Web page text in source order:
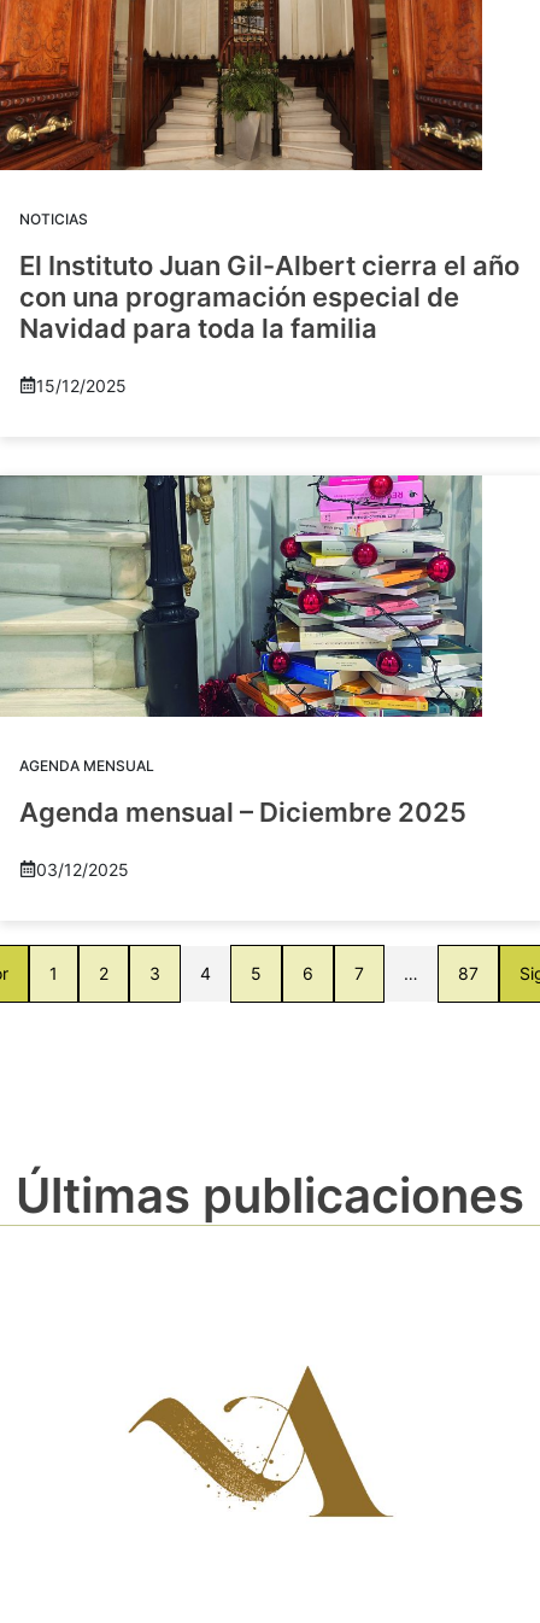
NOTICIAS
El Instituto Juan Gil-Albert cierra el año
con una programación especial de
Navidad para toda la familia
15/12/2025
AGENDA MENSUAL
Agenda mensual – Diciembre 2025
03/12/2025
1 2 3 4 5 6 7 … 87
Últimas publicaciones